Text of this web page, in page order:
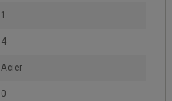
1
4
Acier
0